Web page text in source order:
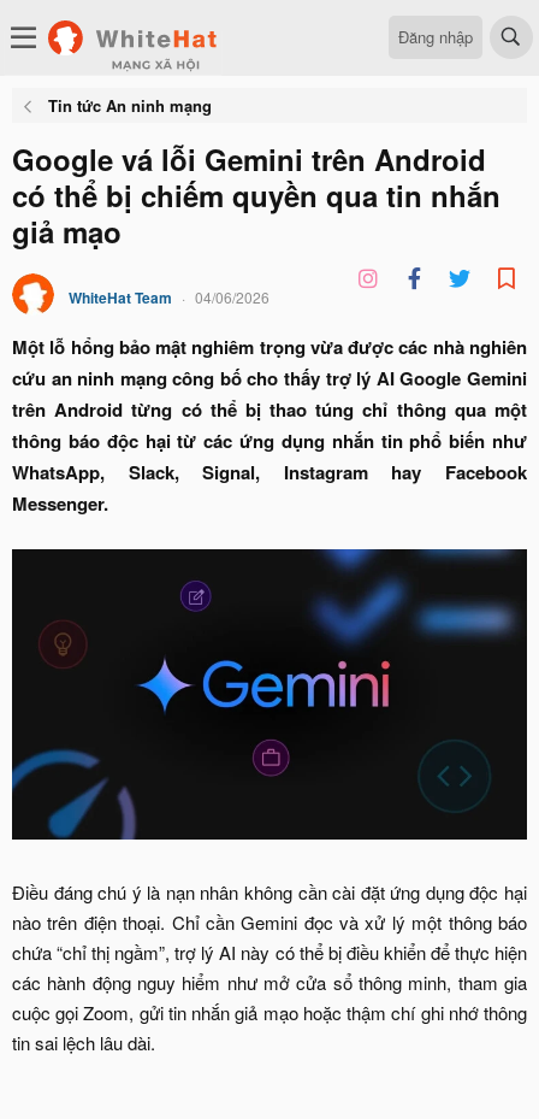
Đăng nhập
Tin tức An ninh mạng
Google vá lỗi Gemini trên Android
có thể bị chiếm quyền qua tin nhắn
giả mạo
WhiteHat Team 04/06/2026
Một lỗ hổng bảo mật nghiêm trọng vừa được các nhà nghiên
cứu an ninh mạng công bố cho thấy trợ lý AI Google Gemini
trên Android từng có thể bị thao túng chỉ thông qua một
thông báo độc hại từ các ứng dụng nhắn tin phổ biến như
WhatsApp, Slack, Signal, Instagram hay Facebook
Messenger.
Điều đáng chú ý là nạn nhân không cần cài đặt ứng dụng độc hại
nào trên điện thoại. Chỉ cần Gemini đọc và xử lý một thông báo
chứa “chỉ thị ngầm”, trợ lý AI này có thể bị điều khiển để thực hiện
các hành động nguy hiểm như mở cửa sổ thông minh, tham gia
cuộc gọi Zoom, gửi tin nhắn giả mạo hoặc thậm chí ghi nhớ thông
tin sai lệch lâu dài.